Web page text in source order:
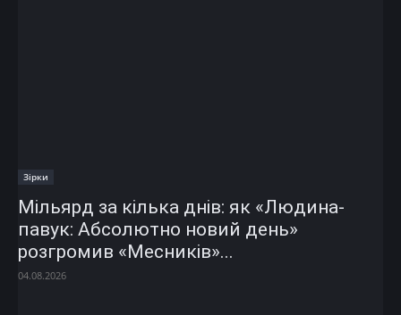
Зірки
Мільярд за кілька днів: як «Людина-
павук: Абсолютно новий день»
розгромив «Месників»...
04.08.2026